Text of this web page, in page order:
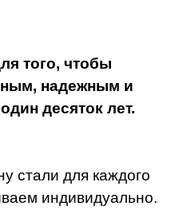
того, чтобы
надежным и
десяток лет.
стали для каждого
индивидуально.